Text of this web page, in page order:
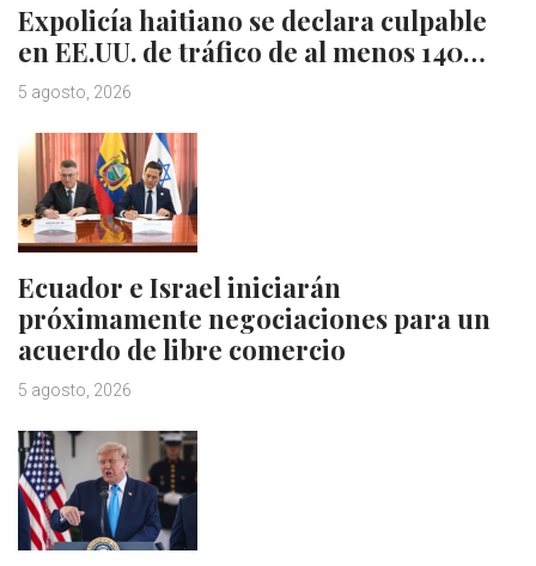
Expolicía haitiano se declara culpable
en EE.UU. de tráfico de al menos 140…
5 agosto, 2026
Ecuador e Israel iniciarán
próximamente negociaciones para un
acuerdo de libre comercio
5 agosto, 2026